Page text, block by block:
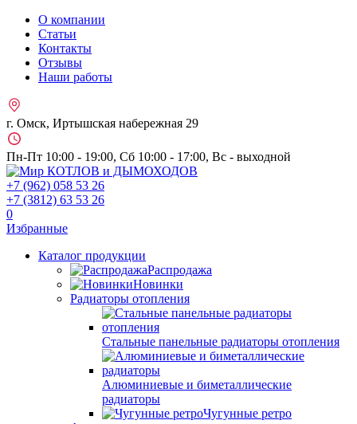
О компании
Статьи
Контакты
Отзывы
Наши работы
г. Омск, Иртышская набережная 29
Пн-Пт 10:00 - 19:00, Сб 10:00 - 17:00, Вс - выходной
+7 (962) 058 53 26
+7 (3812) 63 53 26
0
Избранные
Каталог продукции
Распродажа
Новинки
Радиаторы отопления
Стальные панельные радиаторы отопления
Алюминиевые и биметаллические
радиаторы
Чугунные ретро